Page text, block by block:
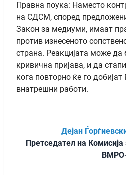
Правна поука: Наместо
на СДСМ, според
Закон за медиуми, имаат
против изнесеното
страна. Реакцијата може да
кривична пријава, и да
кога повторно ќе го
внатрешни работи.
Дејан
Претседател на